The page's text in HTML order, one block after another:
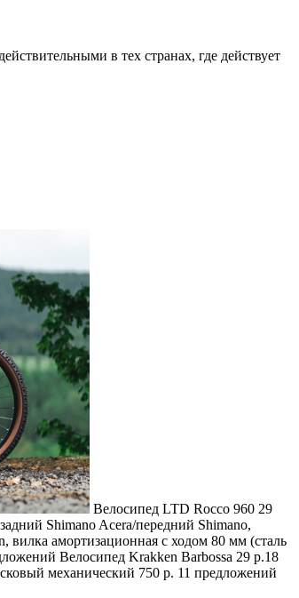
в тех странах, где действует
Велосипед LTD Rocco 960 29
Shimano Acera/передний Shimano,
амортизационная с ходом 80 мм (сталь
Велосипед Krakken Barbossa 29 р.18
механический 750 р. 11 предложений